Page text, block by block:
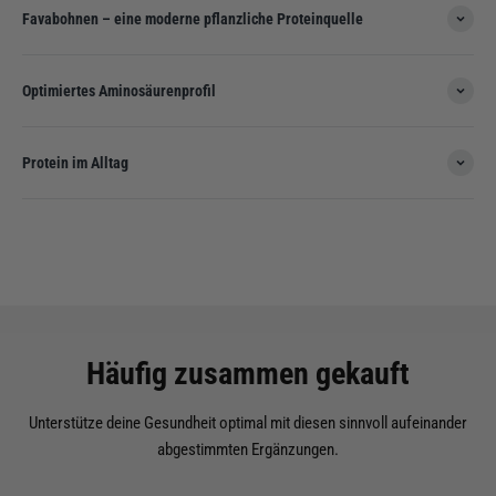
Favabohnen – eine moderne pflanzliche Proteinquelle
Optimiertes Aminosäurenprofil
Protein im Alltag
Häufig zusammen gekauft
Unterstütze deine Gesundheit optimal mit diesen sinnvoll aufeinander
abgestimmten Ergänzungen.